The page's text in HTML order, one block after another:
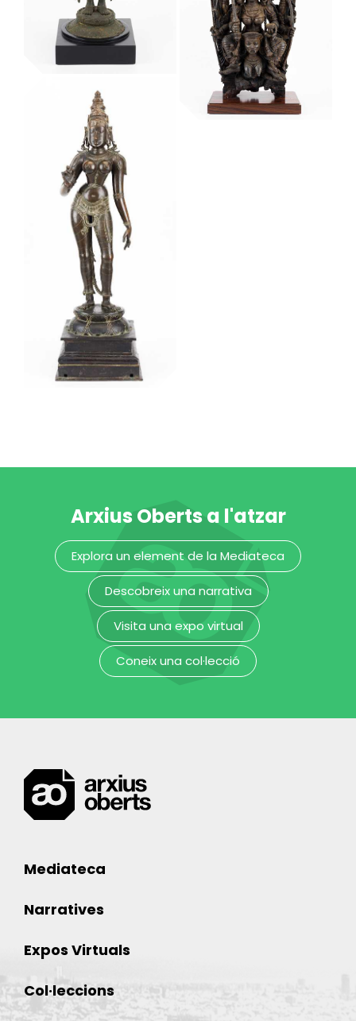
Vishnu
Krishna
Museu Etnològic i de Cultures del Món
Arxius Oberts a l'atzar
Explora un element de la Mediateca
Descobreix una narrativa
Visita una expo virtual
Coneix una col·lecció
Mediateca
Narratives
Expos Virtuals
Col·leccions